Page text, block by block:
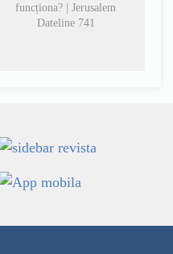
funcționa? | Jerusalem
Dateline 741